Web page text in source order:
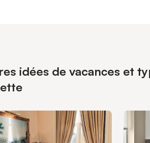
idées de vacances et